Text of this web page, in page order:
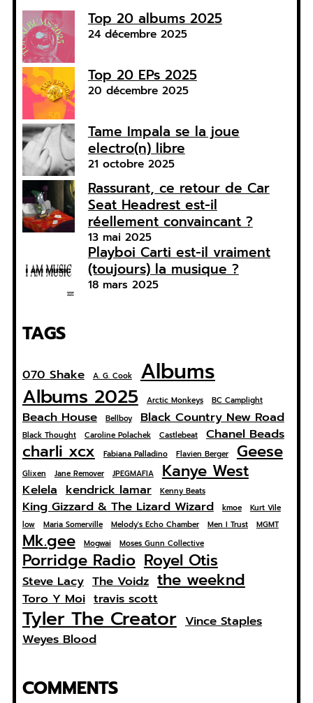
Top 20 albums 2025
24 décembre 2025
Top 20 EPs 2025
20 décembre 2025
Tame Impala se la joue
electro(n) libre
21 octobre 2025
Rassurant, ce retour de Car
Seat Headrest est-il
réellement convaincant ?
13 mai 2025
Playboi Carti est-il vraiment
(toujours) la musique ?
18 mars 2025
TAGS
070 Shake A. G. Cook Albums
Albums 2025 Arctic Monkeys BC Camplight
Beach House Bellboy Black Country New Road
Black Thought Caroline Polachek Castlebeat Chanel Beads
charli xcx Fabiana Palladino Flavien Berger Geese
Glixen Jane Remover JPEGMAFIA Kanye West
Kelela kendrick lamar Kenny Beats
King Gizzard & The Lizard Wizard kmoe
Kurt Vile
low
Maria Somerville Melody's Echo Chamber Men I Trust MGMT
Mk.gee Mogwai Moses Gunn Collective
Porridge Radio Royel Otis
Steve Lacy The Voidz the weeknd
Toro Y Moi travis scott
Tyler The Creator Vince Staples
Weyes Blood
COMMENTS